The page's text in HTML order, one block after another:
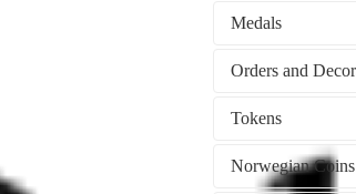
Medals
Tokens
Norwegian Coins